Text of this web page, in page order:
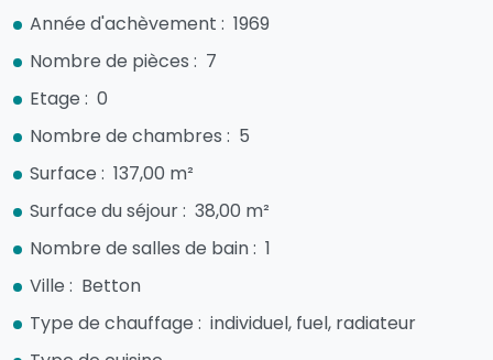
Année d'achèvement : 1969
Nombre de pièces : 7
Etage : 0
Nombre de chambres : 5
Surface : 137,00 m²
Surface du séjour : 38,00 m²
Nombre de salles de bain : 1
Ville : Betton
Type de chauffage : individuel, fuel, radiateur